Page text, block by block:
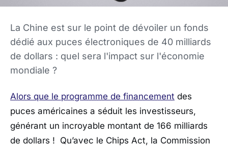
La Chine est sur le point de dévoiler un fonds
dédié aux puces électroniques de 40 milliards
de dollars : quel sera l'impact sur l'économie
mondiale ?
Alors que le programme de financement des
puces américaines a séduit les investisseurs,
générant un incroyable montant de 166 milliards
de dollars ! Qu’avec le Chips Act, la Commission